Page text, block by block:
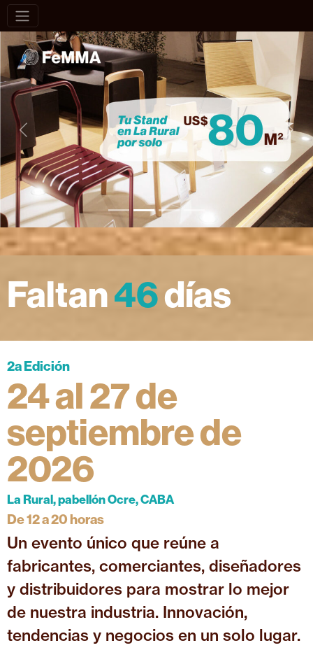
Previous Next
Faltan46días
2a Edición
24 al 27 de
septiembre de
2026
La Rural, pabellón Ocre, CABA
De 12 a 20 horas
Un evento único que reúne a
fabricantes, comerciantes, diseñadores
y distribuidores para mostrar lo mejor
de nuestra industria. Innovación,
tendencias y negocios en un solo lugar.